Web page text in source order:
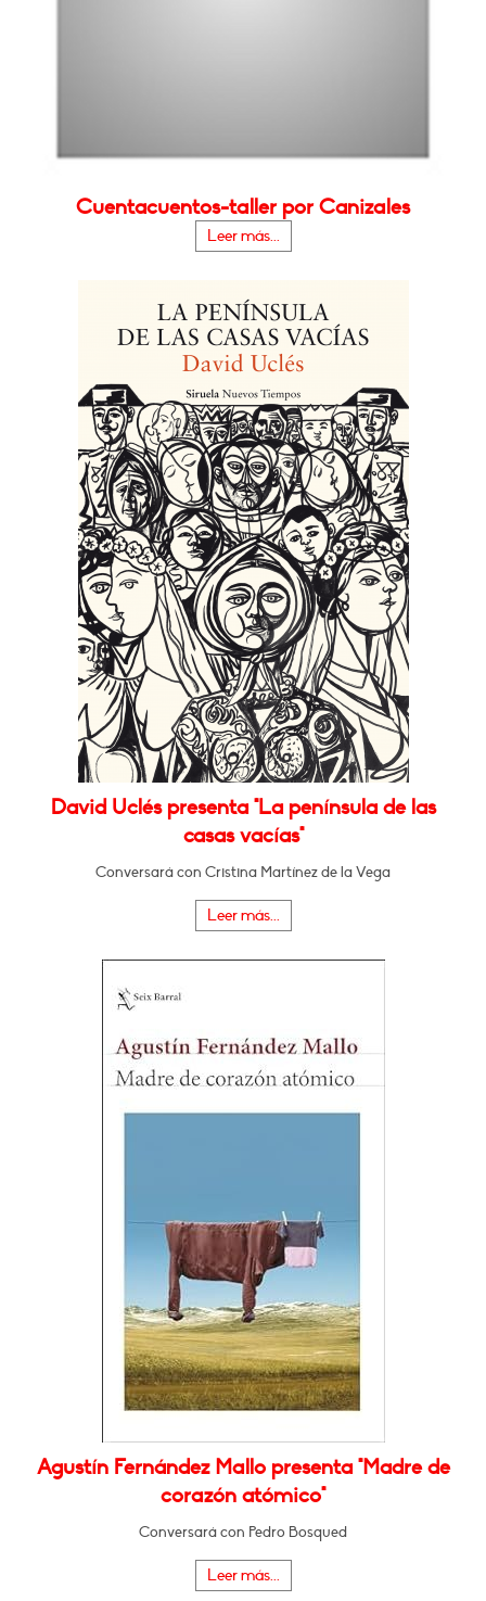
Cuentacuentos-taller por Canizales
Leer más...
David Uclés presenta "La península de las
casas vacías"
Conversará con Cristina Martínez de la Vega
Leer más...
Agustín Fernández Mallo presenta "Madre de
corazón atómico"
Conversará con Pedro Bosqued
Leer más...